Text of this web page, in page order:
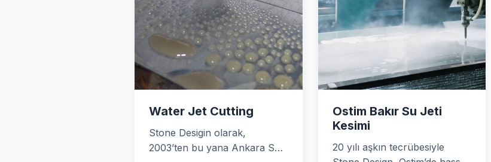
Water Jet Cutting
Stone Desigin olarak,
2003’ten bu yana Ankara Su
Ostim Bakır Su Jeti
Kesimi
20 yılı aşkın tecrübesiyle